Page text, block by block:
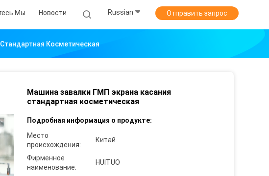
Мы Новости Russian Отправить запрос
Косметическая
Машина завалки ГМП экрана касания
стандартная косметическая
Подробная информация о продукте:
Место
происхождения:
Китай
Фирменное
наименование:
HUITUO